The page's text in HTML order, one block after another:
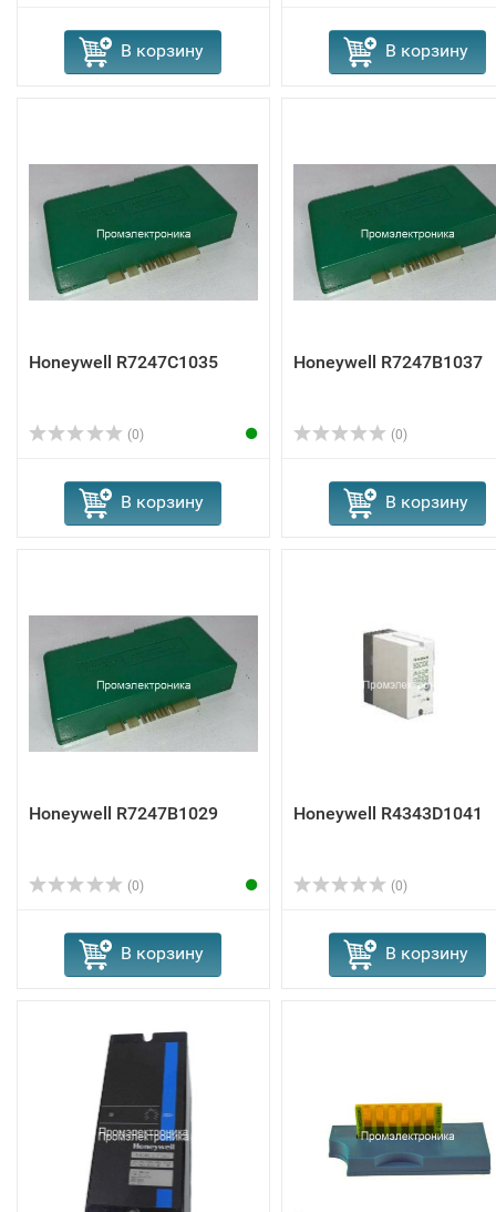
В корзину В корзину
Honeywell R7247C1035
(0)
В корзину
Honeywell R7247B1037
(0)
В корзину
Honeywell R7247B1029
(0)
В корзину
Honeywell R4343D1041
(0)
В корзину